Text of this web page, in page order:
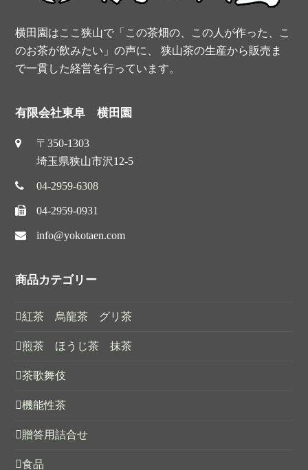
横田園はここ狭山で「この茶畑の、この人が作った、こ
のお茶が飲みたい」の声に、 狭山茶の生産から販売ま
で一貫した経営を行っています。
有限会社東阜 横田園
〒350-1303
埼玉県狭山市沢12-5
04-2959-6308
04-2959-0931
info@yokotaen.com
商品カテゴリー
紅茶 烏龍茶 グリ茶
煎茶 ほうじ茶 抹茶
茶歌舞伎
機能性茶
贈答用詰合せ
食品